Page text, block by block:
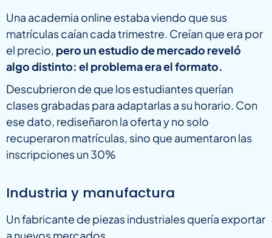
Una academia online estaba viendo que sus
matrículas caían cada trimestre. Creían que era por
el precio, pero un estudio de mercado reveló
algo distinto: el problema era el formato.
Descubrieron de que los estudiantes querían
clases grabadas para adaptarlas a su horario. Con
ese dato, rediseñaron la oferta y no solo
recuperaron matrículas, sino que aumentaron las
inscripciones un 30%
Industria y manufactura
Un fabricante de piezas industriales quería exportar